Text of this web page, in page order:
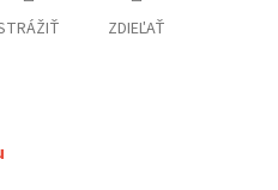
ZDIEĽAŤ